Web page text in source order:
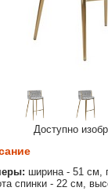
Доступно
ширина - 51 см,
спинки - 22 см,